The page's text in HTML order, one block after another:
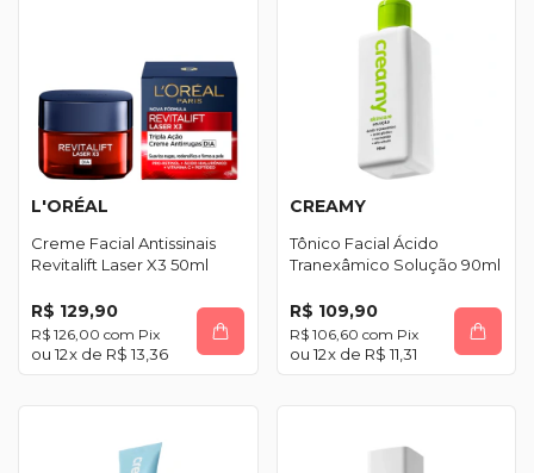
L'ORÉAL
Creme Facial Antissinais
Revitalift Laser X3 50ml
R$ 129,90
R$ 126,00 com Pix
12x de R$ 13,36
CREAMY
Tônico Facial Ácido
Tranexâmico Solução 90ml
R$ 109,90
R$ 106,60 com Pix
12x de R$ 11,31